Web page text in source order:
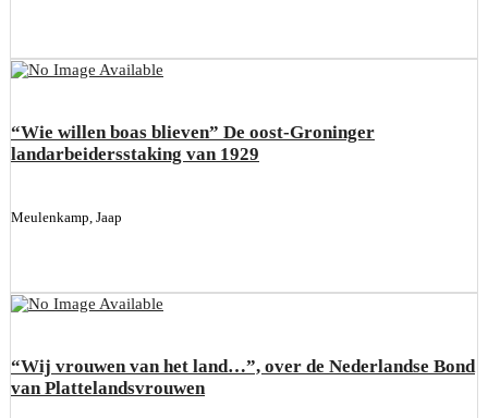
“Wie willen boas blieven” De oost-Groninger
landarbeidersstaking van 1929
Meulenkamp, Jaap
“Wij vrouwen van het land…”, over de Nederlandse Bond
van Plattelandsvrouwen